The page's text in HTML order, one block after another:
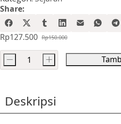
Rp150.000
Harga
aslinya
adalah:
Rp150.000.
Rp127.500
Harga
saat
ini
adalah:
Kuantitas
Politik
Antikolonial
- +
Share:
Deskripsi